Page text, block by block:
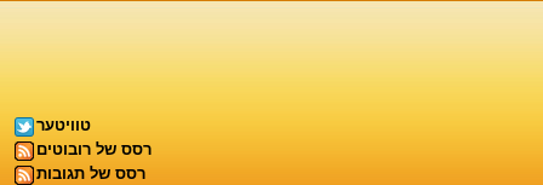
טוויטער
רסס של רובוטים
רסס של תגובות